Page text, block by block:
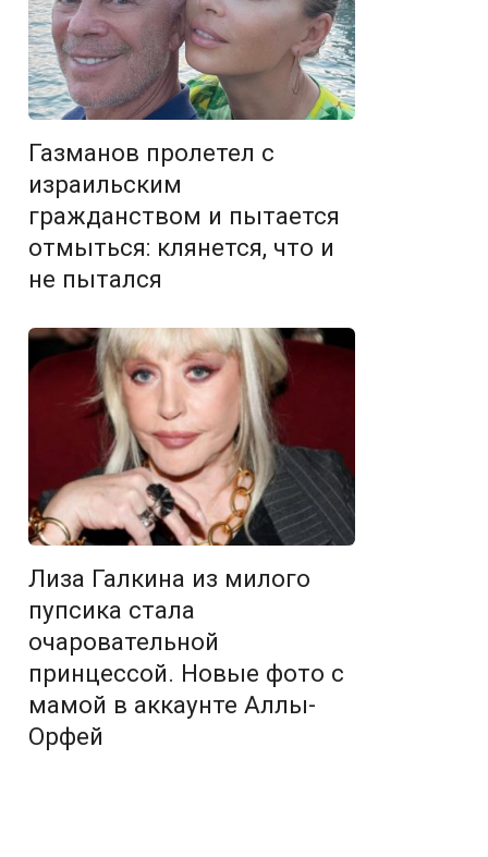
Газманов пролетел с
израильским
гражданством и пытается
отмыться: клянется, что и
не пытался
Лиза Галкина из милого
пупсика стала
очаровательной
принцессой. Новые фото с
мамой в аккаунте Аллы-
Орфей